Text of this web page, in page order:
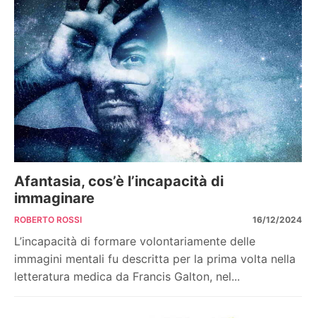
Afantasia, cos’è l’incapacità di
immaginare
ROBERTO ROSSI 16/12/2024
L’incapacità di formare volontariamente delle
immagini mentali fu descritta per la prima volta nella
letteratura medica da Francis Galton, nel...